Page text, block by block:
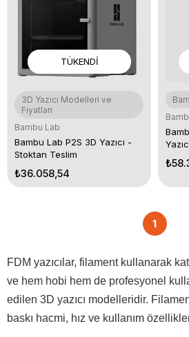
TÜKENDI
3D Yazıcı Modelleri ve
Fiyatları
Bambu Lab
Bambu Lab P2S 3D Yazıcı -
Stoktan Teslim
₺36.058,54
1
FDM yazıcılar, filament kullanarak
ve hem hobi hem de profesyonel
edilen 3D yazıcı modelleridir.
baskı hacmi, hız ve kullanım